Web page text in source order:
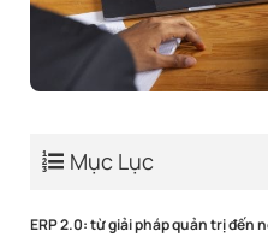
Mục Lục
ERP 2.0: từ giải pháp quản trị đến